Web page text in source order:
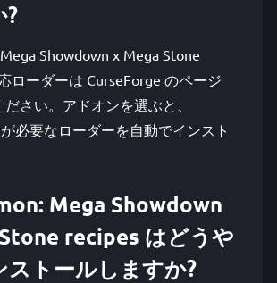
?
Showdown x Mega Stone
ローダーは CurseForge のページ
さい。アドオンを選ぶと、
必要なローダーを自動でインスト
Mega Showdown
recipes はどうや
ストールしますか?